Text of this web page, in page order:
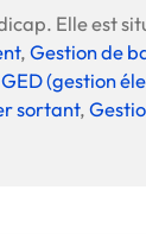
Elle est
,Gestion de
GED (gestion
sortant,